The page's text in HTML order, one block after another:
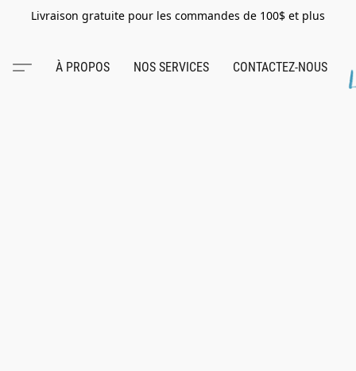
Livraison gratuite pour les commandes de 100$ et plus
À PROPOS NOS SERVICES CONTACTEZ-NOUS